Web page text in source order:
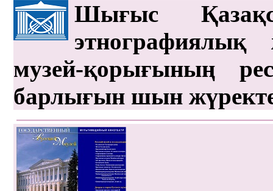
Шығыс
этнографиялық
музей-қорығының
барлығын шын